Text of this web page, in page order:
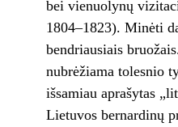
bei vienuolynų
1804–1823). Minėti
bendriausiais
nubrėžiama tolesnio
išsamiau aprašytas
Lietuvos bernardinų